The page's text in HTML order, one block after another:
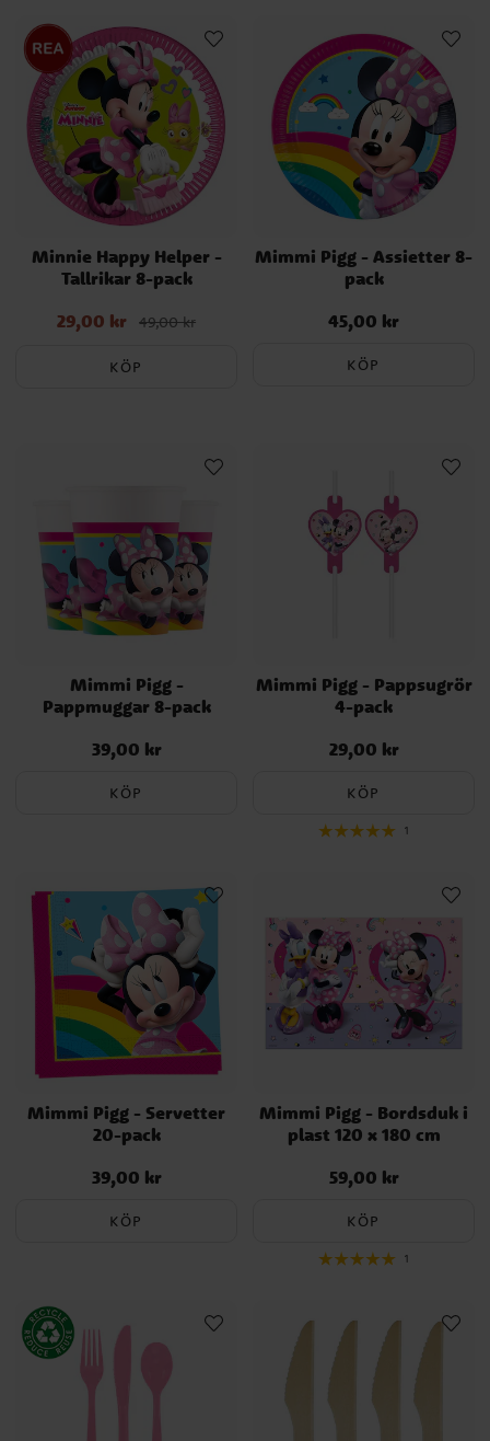
Minnie Happy Helper -
Tallrikar 8-pack
Nuvarande pris:
Tidigare pris
29,00 kr 49,00 kr
KÖP
Mimmi Pigg - Assietter 8-
pack
Pris:45,00 kr
45,00 kr
KÖP
Mimmi Pigg -
Pappmuggar 8-pack
Pris:39,00 kr
39,00 kr
KÖP
Mimmi Pigg - Pappsugrör
4-pack
Pris:29,00 kr
29,00 kr
KÖP
1
Mimmi Pigg - Servetter
20-pack
Pris:39,00 kr
39,00 kr
KÖP
Mimmi Pigg - Bordsduk i
plast 120 x 180 cm
Pris:59,00 kr
59,00 kr
KÖP
1